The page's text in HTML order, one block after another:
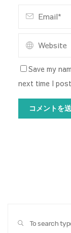
Save my
next time I
SEARCH